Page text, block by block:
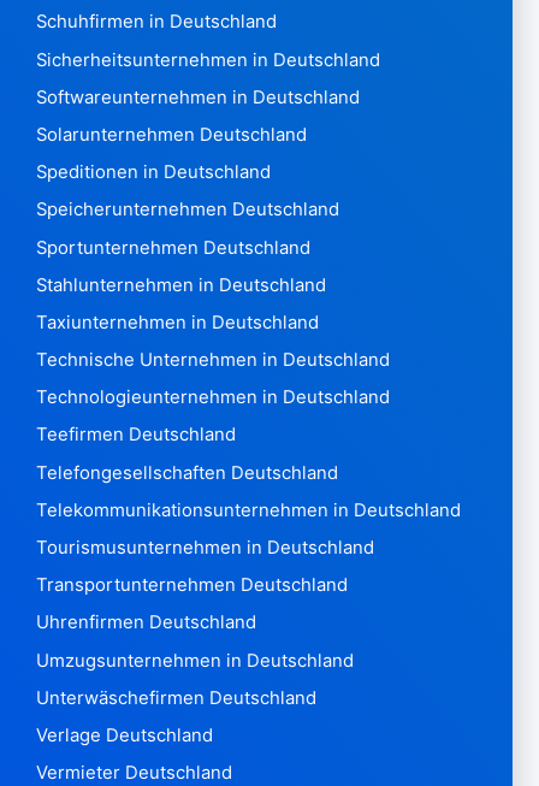
Norfolk2
Norwegen 1.824.843
Oman 6.575
Pakistan 8.300
Panama6.182
Paraguay2.074
Peru 2.756.526
Philippinen 659,101
Polen 4,774,490
Qatar8.131
Wiedersehen 47.551
Rumänien 1.153.771
Russische Föderation3,727,055
Heilige Helena 7
Samoa Western121
San Marino3.471
Sao Tome & Principe 28
Senegal 1.365
Serbien126.003
Seychellen614
Sierra Leone428
Schuhfirmen in Deutschland
Sicherheitsunternehmen in Deutschland
Softwareunternehmen in Deutschland
Solarunternehmen Deutschland
Speditionen in Deutschland
Speicherunternehmen Deutschland
Sportunternehmen Deutschland
Stahlunternehmen in Deutschland
Taxiunternehmen in Deutschland
Technische Unternehmen in Deutschland
Technologieunternehmen in Deutschland
Teefirmen Deutschland
Telefongesellschaften Deutschland
Telekommunikationsunternehmen in Deutschland
Tourismusunternehmen in Deutschland
Transportunternehmen Deutschland
Uhrenfirmen Deutschland
Umzugsunternehmen in Deutschland
Unterwäschefirmen Deutschland
Verlage Deutschland
Vermieter Deutschland